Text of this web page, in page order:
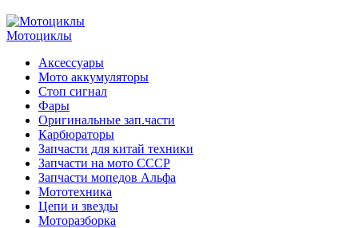
Мотоциклы
Аксессуары
Мото аккумуляторы
Стоп сигнал
Фары
Оригинальные зап.части
Карбюраторы
Запчасти для китай техники
Запчасти на мото СССР
Запчасти мопедов Альфа
Мототехника
Цепи и звезды
Моторазборка